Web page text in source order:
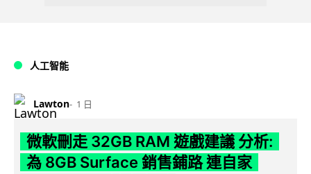
人工智能
Lawton 1 日
微軟刪走 32GB RAM 遊戲建議 分析:
為 8GB Surface 銷售鋪路 連自家